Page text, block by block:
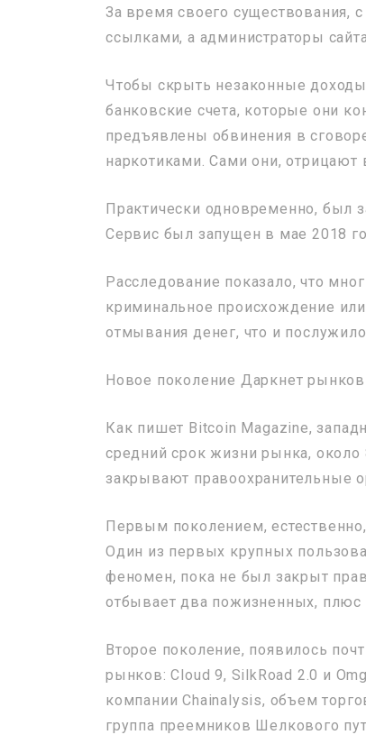
За время своего существования,
ссылками, а администраторы
Чтобы скрыть незаконные
банковские счета, которые они
предъявлены обвинения в
наркотиками. Сами они, отрицают
Практически одновременно, был
Сервис был запущен в мае 2018
Расследование показало, что
криминальное происхождение
отмывания денег, что и
Новое поколение Даркнет рынков
Как пишет Bitcoin Magazine,
средний срок жизни рынка, около
закрывают правоохранительные
Первым поколением,
Один из первых крупных
феномен, пока не был закрыт
отбывает два пожизненных, плюс
Второе поколение, появилось
рынков: Cloud 9, SilkRoad 2.0 и
компании Chainalysis, объем
группа преемников Шелкового